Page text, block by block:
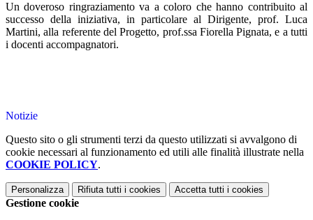
Un doveroso ringraziamento va a coloro che hanno contribuito al
successo della iniziativa, in particolare al Dirigente, prof. Luca
Martini, alla referente del Progetto, prof.ssa Fiorella Pignata, e a tutti
i docenti accompagnatori.
Notizie
Questo sito o gli strumenti terzi da questo utilizzati si avvalgono di
cookie necessari al funzionamento ed utili alle finalità illustrate nella
COOKIE POLICY.
Personalizza Rifiuta tutti i cookies Accetta tutti i cookies
Gestione cookie